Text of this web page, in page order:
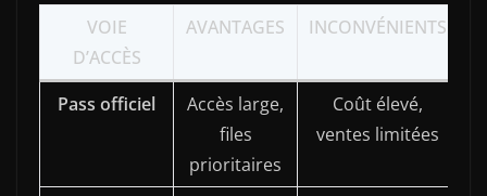
VOIE
D’ACCÈS
AVANTAGES INCONVÉNIENTS
Pass officiel
Accès large,
files
prioritaires
Coût élevé,
ventes limitées